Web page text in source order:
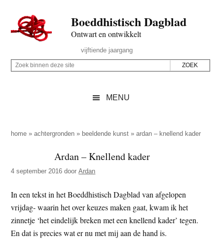
naar
de
inhoud
secondary
naar
de
sidebar
naar
de
Boeddhistisch Dagblad
Ontwart en ontwikkelt
Rechts
vijftiende jaargang
Z
p
z
e
s
i
t
Z
i
e
d
e
z
e
MENU
home »achtergronden » beeldende kunst »ardan – knellend kader
Ardan – Knellend kader
4 september 2016 doorArdan
In een tekst in het Boeddhistisch Dagblad van afgelopen
vrijdag- waarin het over keuzes maken gaat, kwam ik het
zinnetje ‘het eindelijk breken met een knellend kader’ tegen.
En dat is precies wat er nu met mij aan de hand is.